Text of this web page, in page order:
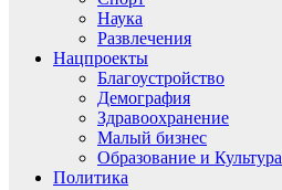
Наука
Развлечения
Нацпроекты
Благоустройство
Демография
Здравоохранение
Малый бизнес
Образование и Культура
Политика